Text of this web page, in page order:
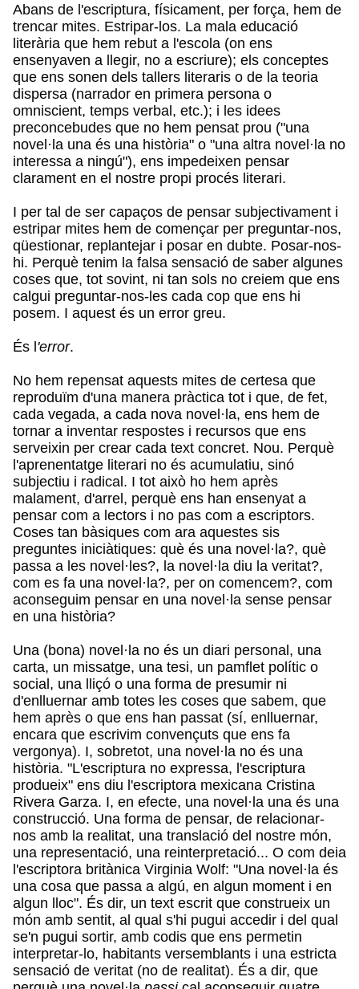
Abans de l'escriptura, físicament, per força, hem de
trencar mites. Estripar-los. La mala educació
literària que hem rebut a l'escola (on ens
ensenyaven a llegir, no a escriure); els conceptes
que ens sonen dels tallers literaris o de la teoria
dispersa (narrador en primera persona o
omniscient, temps verbal, etc.); i les idees
preconcebudes que no hem pensat prou ("una
novel·la una és una història" o "una altra novel·la no
interessa a ningú"), ens impedeixen pensar
clarament en el nostre propi procés literari.
I per tal de ser capaços de pensar subjectivament i
estripar mites hem de començar per preguntar-nos,
qüestionar, replantejar i posar en dubte. Posar-nos-
hi. Perquè tenim la falsa sensació de saber algunes
coses que, tot sovint, ni tan sols no creiem que ens
calgui preguntar-nos-les cada cop que ens hi
posem. I aquest és un error greu.
És l'error.
No hem repensat aquests mites de certesa que
reproduïm d'una manera pràctica tot i que, de fet,
cada vegada, a cada nova novel·la, ens hem de
tornar a inventar respostes i recursos que ens
serveixin per crear cada text concret. Nou. Perquè
l'aprenentatge literari no és acumulatiu, sinó
subjectiu i radical. I tot això ho hem après
malament, d'arrel, perquè ens han ensenyat a
pensar com a lectors i no pas com a escriptors.
Coses tan bàsiques com ara aquestes sis
preguntes iniciàtiques: què és una novel·la?, què
passa a les novel·les?, la novel·la diu la veritat?,
com es fa una novel·la?, per on comencem?, com
aconseguim pensar en una novel·la sense pensar
en una història?
Una (bona) novel·la no és un diari personal, una
carta, un missatge, una tesi, un pamflet polític o
social, una lliçó o una forma de presumir ni
d'enlluernar amb totes les coses que sabem, que
hem après o que ens han passat (sí, enlluernar,
encara que escrivim convençuts que ens fa
vergonya). I, sobretot, una novel·la no és una
història. "L'escriptura no expressa, l'escriptura
produeix" ens diu l'escriptora mexicana Cristina
Rivera Garza. I, en efecte, una novel·la una és una
construcció. Una forma de pensar, de relacionar-
nos amb la realitat, una translació del nostre món,
una representació, una reinterpretació... O com deia
l'escriptora britànica Virginia Wolf: "Una novel·la és
una cosa que passa a algú, en algun moment i en
algun lloc". És dir, un text escrit que construeix un
món amb sentit, al qual s'hi pugui accedir i del qual
se'n pugui sortir, amb codis que ens permetin
interpretar-lo, habitants versemblants i una estricta
sensació de veritat (no de realitat). És a dir, que